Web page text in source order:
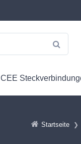
CEE
Startseite